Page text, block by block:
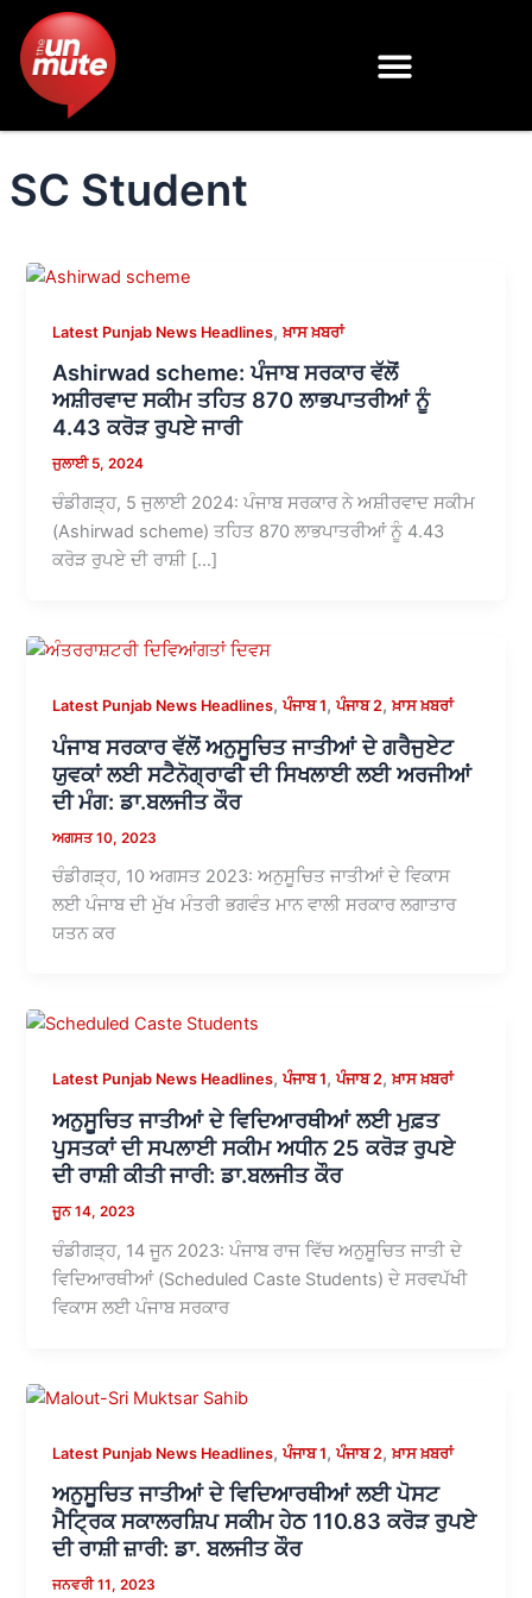
content
SC Student
Latest Punjab News Headlines,ਖ਼ਾਸ ਖ਼ਬਰਾਂ
Ashirwad scheme: ਪੰਜਾਬ ਸਰਕਾਰ ਵੱਲੋਂ
ਅਸ਼ੀਰਵਾਦ ਸਕੀਮ ਤਹਿਤ 870 ਲਾਭਪਾਤਰੀਆਂ ਨੂੰ
4.43 ਕਰੋੜ ਰੁਪਏ ਜਾਰੀ
ਜੁਲਾਈ 5, 2024
ਚੰਡੀਗੜ੍ਹ, 5 ਜੁਲਾਈ 2024: ਪੰਜਾਬ ਸਰਕਾਰ ਨੇ ਅਸ਼ੀਰਵਾਦ ਸਕੀਮ
(Ashirwad scheme) ਤਹਿਤ 870 ਲਾਭਪਾਤਰੀਆਂ ਨੂੰ 4.43
ਕਰੋੜ ਰੁਪਏ ਦੀ ਰਾਸ਼ੀ […]
Latest Punjab News Headlines,ਪੰਜਾਬ 1,ਪੰਜਾਬ 2,ਖ਼ਾਸ ਖ਼ਬਰਾਂ
ਪੰਜਾਬ ਸਰਕਾਰ ਵੱਲੋਂ ਅਨੁਸੂਚਿਤ ਜਾਤੀਆਂ ਦੇ ਗਰੈਜੁਏਟ
ਯੁਵਕਾਂ ਲਈ ਸਟੈਨੋਗ੍ਰਾਫੀ ਦੀ ਸਿਖਲਾਈ ਲਈ ਅਰਜੀਆਂ
ਦੀ ਮੰਗ: ਡਾ.ਬਲਜੀਤ ਕੌਰ
ਅਗਸਤ 10, 2023
ਚੰਡੀਗੜ੍ਹ, 10 ਅਗਸਤ 2023: ਅਨੁਸੂਚਿਤ ਜਾਤੀਆਂ ਦੇ ਵਿਕਾਸ
ਲਈ ਪੰਜਾਬ ਦੀ ਮੁੱਖ ਮੰਤਰੀ ਭਗਵੰਤ ਮਾਨ ਵਾਲੀ ਸਰਕਾਰ ਲਗਾਤਾਰ
ਯਤਨ ਕਰ
Latest Punjab News Headlines,ਪੰਜਾਬ 1,ਪੰਜਾਬ 2,ਖ਼ਾਸ ਖ਼ਬਰਾਂ
ਅਨੁਸੂਚਿਤ ਜਾਤੀਆਂ ਦੇ ਵਿਦਿਆਰਥੀਆਂ ਲਈ ਮੁਫ਼ਤ
ਪੁਸਤਕਾਂ ਦੀ ਸਪਲਾਈ ਸਕੀਮ ਅਧੀਨ 25 ਕਰੋੜ ਰੁਪਏ
ਦੀ ਰਾਸ਼ੀ ਕੀਤੀ ਜਾਰੀ: ਡਾ.ਬਲਜੀਤ ਕੌਰ
ਜੂਨ 14, 2023
ਚੰਡੀਗੜ੍ਹ, 14 ਜੂਨ 2023: ਪੰਜਾਬ ਰਾਜ ਵਿੱਚ ਅਨੁਸੂਚਿਤ ਜਾਤੀ ਦੇ
ਵਿਦਿਆਰਥੀਆਂ (Scheduled Caste Students) ਦੇ ਸਰਵਪੱਖੀ
ਵਿਕਾਸ ਲਈ ਪੰਜਾਬ ਸਰਕਾਰ
Latest Punjab News Headlines,ਪੰਜਾਬ 1,ਪੰਜਾਬ 2,ਖ਼ਾਸ ਖ਼ਬਰਾਂ
ਅਨੁਸੂਚਿਤ ਜਾਤੀਆਂ ਦੇ ਵਿਦਿਆਰਥੀਆਂ ਲਈ ਪੋਸਟ
ਮੈਟ੍ਰਿਕ ਸਕਾਲਰਸ਼ਿਪ ਸਕੀਮ ਹੇਠ 110.83 ਕਰੋੜ ਰੁਪਏ
ਦੀ ਰਾਸ਼ੀ ਜ਼ਾਰੀ: ਡਾ. ਬਲਜੀਤ ਕੌਰ
ਜਨਵਰੀ 11, 2023